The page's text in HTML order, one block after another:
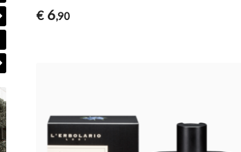
€ 6,90